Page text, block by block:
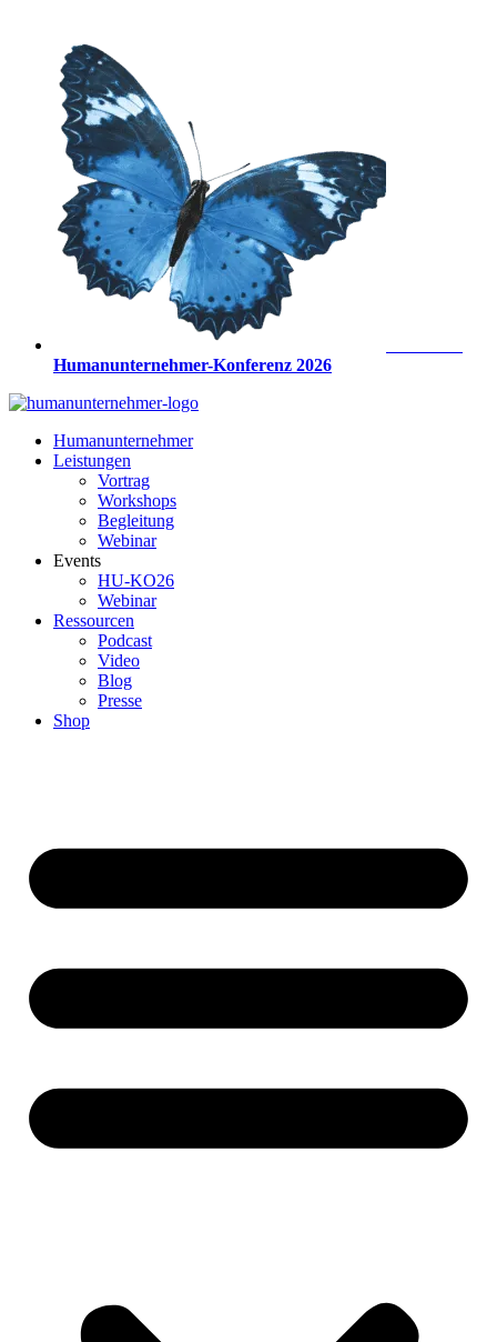
springen
Humanunternehmer-Konferenz 2026
Humanunternehmer
Leistungen
Vortrag
Workshops
Begleitung
Webinar
Events
HU-KO26
Webinar
Ressourcen
Podcast
Video
Blog
Presse
Shop